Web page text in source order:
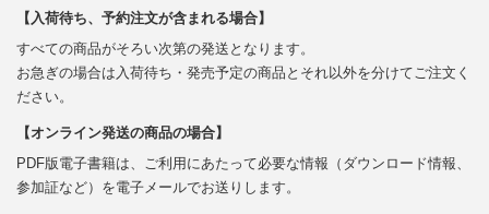
【入荷待ち、予約注文が含まれる場合】
すべての商品がそろい次第の発送となります。
お急ぎの場合は入荷待ち・発売予定の商品とそれ以外を分けてご注文く
ださい。
【オンライン発送の商品の場合】
PDF版電子書籍は、ご利用にあたって必要な情報（ダウンロード情報、
参加証など）を電子メールでお送りします。